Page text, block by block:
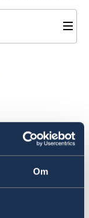
Om
att ansöka
om
ansvarar